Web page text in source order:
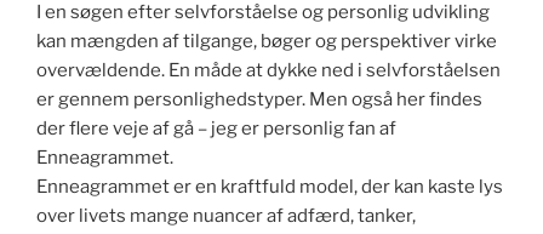
I en søgen efter selvforståelse og personlig udvikling
kan mængden af tilgange, bøger og perspektiver virke
overvældende. En måde at dykke ned i selvforståelsen
er gennem personlighedstyper. Men også her findes
der flere veje af gå – jeg er personlig fan af
Enneagrammet.
Enneagrammet er en kraftfuld model, der kan kaste lys
over livets mange nuancer af adfærd, tanker,